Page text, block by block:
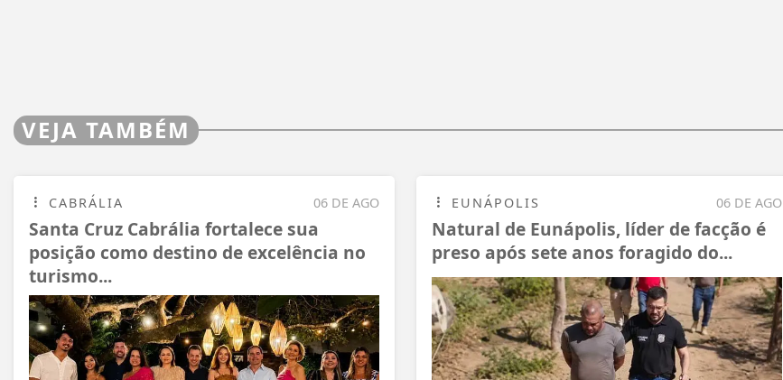
VEJA TAMBÉM
06 DE AGO
CABRÁLIA
Santa Cruz Cabrália fortalece sua
posição como destino de excelência no
turismo...
06 DE AGO
EUNÁPOLIS
Natural de Eunápolis, líder de facção é
preso após sete anos foragido do...